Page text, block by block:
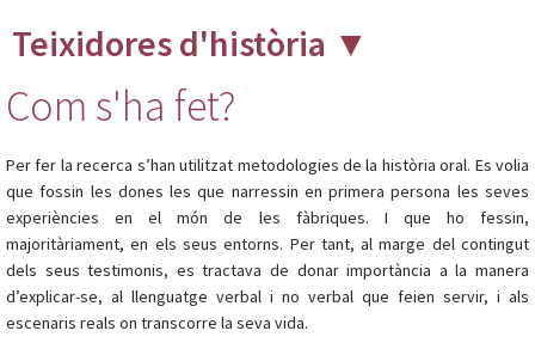
Teixidores d'història ▼
Com s'ha fet?
Per fer la recerca s’han utilitzat metodologies de la història oral. Es volia
que fossin les dones les que narressin en primera persona les seves
experiències en el món de les fàbriques. I que ho fessin,
majoritàriament, en els seus entorns. Per tant, al marge del contingut
dels seus testimonis, es tractava de donar importància a la manera
d’explicar-se, al llenguatge verbal i no verbal que feien servir, i als
escenaris reals on transcorre la seva vida.